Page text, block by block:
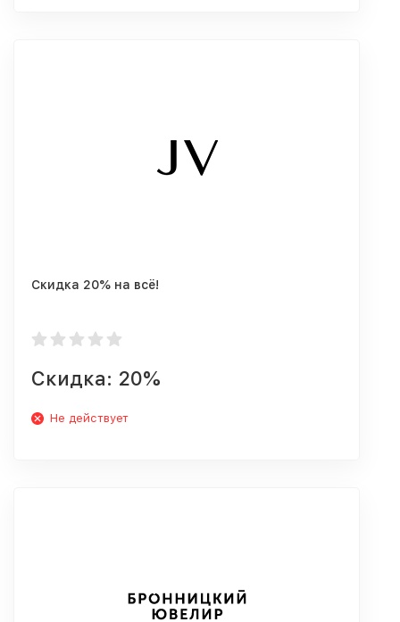
Скидка 20% на всё!
Скидка: 20%
Не действует